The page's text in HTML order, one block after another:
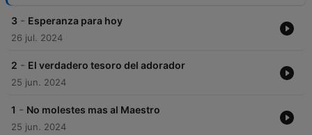
3 - Esperanza para hoy
26 jul. 2024
2 - El verdadero tesoro del adorador
25 jun. 2024
1 - No molestes mas al Maestro
25 jun. 2024